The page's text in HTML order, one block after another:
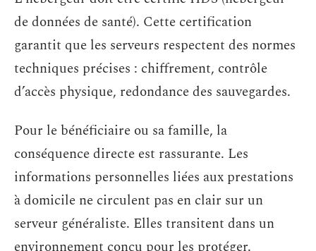
de données de santé). Cette certification
garantit que les serveurs respectent des normes
techniques précises : chiffrement, contrôle
d’accès physique, redondance des sauvegardes.
Pour le bénéficiaire ou sa famille, la
conséquence directe est rassurante. Les
informations personnelles liées aux prestations
à domicile ne circulent pas en clair sur un
serveur généraliste. Elles transitent dans un